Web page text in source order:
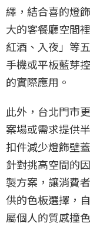
繹，結合喜的燈
大的客餐廳空間
紅酒、入夜」等
手機或平板藍芽
的實際應用。
此外，台北門市
案場或需求提供
扣件減少燈飾壁
針對挑高空間的
製方案，讓消費
供的色板選擇，
屬個人的質感撞